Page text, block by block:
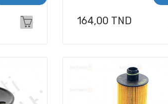
Prix
164,00 TND